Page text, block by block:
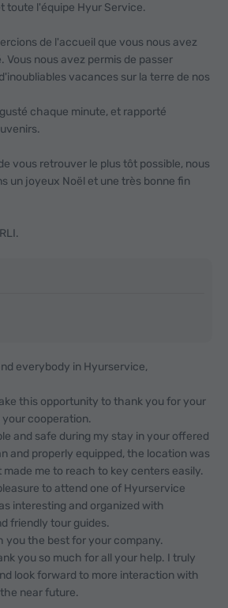
toute l'équipe Hyur Service.
de l'accueil que vous nous avez
Vous nous avez permis de passer
vacances sur la terre de nos
chaque minute, et rapporté
vous retrouver le plus tôt possible, nous
un joyeux Noël et une très bonne fin
everybody in Hyurservice,
this opportunity to thank you for your
cooperation.
and safe during my stay in your offered
and properly equipped, the location was
made me to reach to key centers easily.
to attend one of Hyurservice
interesting and organized with
friendly tour guides.
you the best for your company.
you so much for all your help. I truly
look forward to more interaction with
near future.